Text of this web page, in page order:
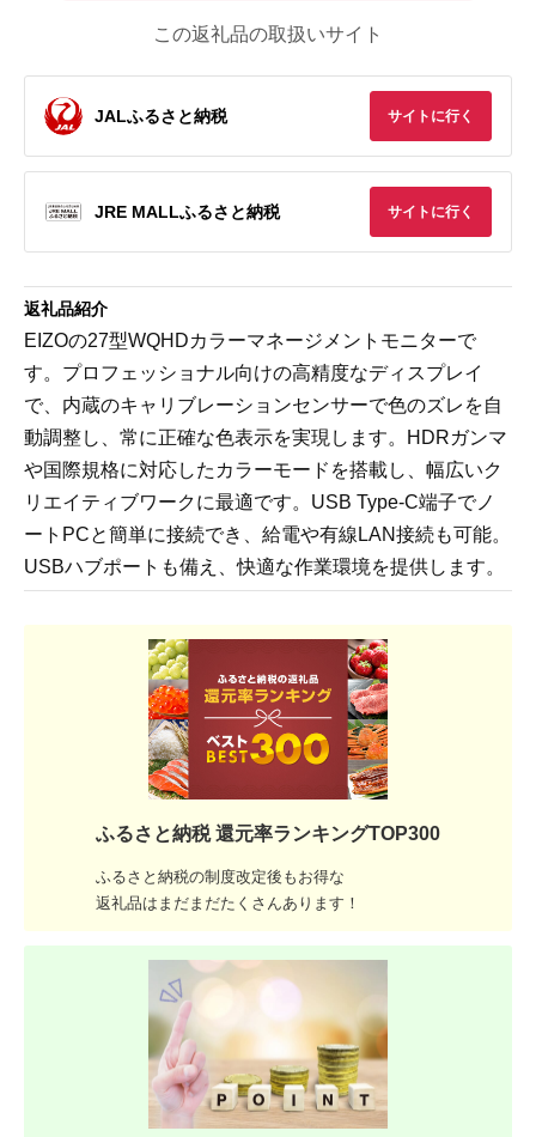
この返礼品の取扱いサイト
JALふるさと納税 サイトに行く
JRE MALLふるさと納税 サイトに行く
返礼品紹介
EIZOの27型WQHDカラーマネージメントモニターで
す。プロフェッショナル向けの高精度なディスプレイ
で、内蔵のキャリブレーションセンサーで色のズレを自
動調整し、常に正確な色表示を実現します。HDRガンマ
や国際規格に対応したカラーモードを搭載し、幅広いク
リエイティブワークに最適です。USB Type-C端子でノ
ートPCと簡単に接続でき、給電や有線LAN接続も可能。
USBハブポートも備え、快適な作業環境を提供します。
ふるさと納税 還元率ランキングTOP300
ふるさと納税の制度改定後もお得な
返礼品はまだまだたくさんあります！